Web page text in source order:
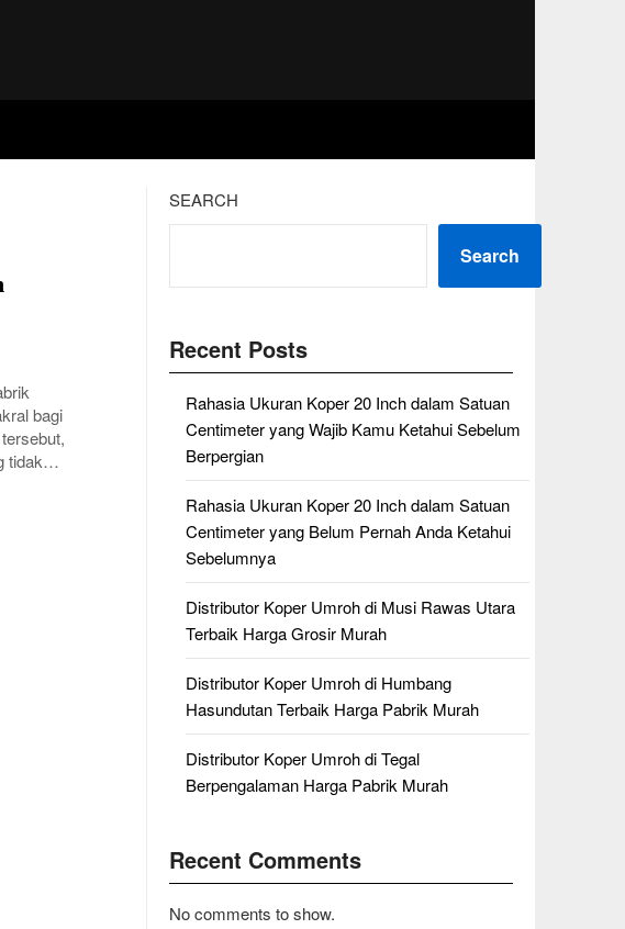
bagi
tidak…
SEARCH
Search
Recent Posts
Rahasia Ukuran Koper 20 Inch dalam Satuan
Centimeter yang Wajib Kamu Ketahui Sebelum
Berpergian
Rahasia Ukuran Koper 20 Inch dalam Satuan
Centimeter yang Belum Pernah Anda Ketahui
Sebelumnya
Distributor Koper Umroh di Musi Rawas Utara
Terbaik Harga Grosir Murah
Distributor Koper Umroh di Humbang
Hasundutan Terbaik Harga Pabrik Murah
Distributor Koper Umroh di Tegal
Berpengalaman Harga Pabrik Murah
Recent Comments
No comments to show.